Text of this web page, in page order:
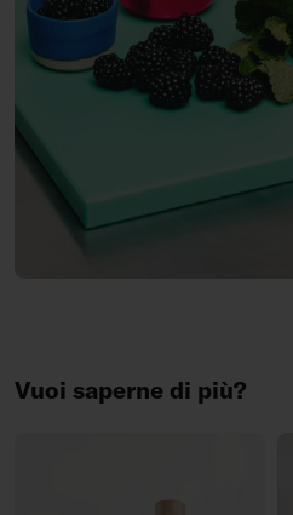
Vuoi saperne di più?